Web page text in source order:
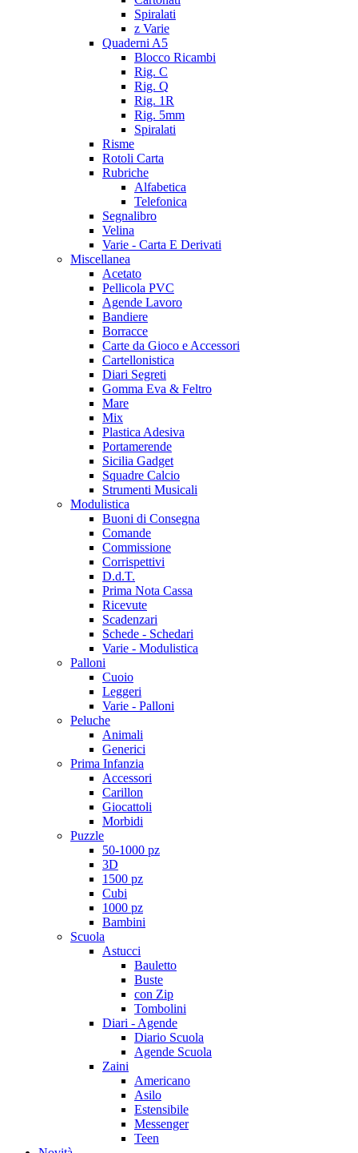
Spiralati
z Varie
Quaderni A5
Blocco Ricambi
Rig. C
Rig. Q
Rig. 1R
Rig. 5mm
Spiralati
Risme
Rotoli Carta
Rubriche
Alfabetica
Telefonica
Segnalibro
Velina
Varie - Carta E Derivati
Miscellanea
Acetato
Pellicola PVC
Agende Lavoro
Bandiere
Borracce
Carte da Gioco e Accessori
Cartellonistica
Diari Segreti
Gomma Eva & Feltro
Mare
Mix
Plastica Adesiva
Portamerende
Sicilia Gadget
Squadre Calcio
Strumenti Musicali
Modulistica
Buoni di Consegna
Comande
Commissione
Corrispettivi
D.d.T.
Prima Nota Cassa
Ricevute
Scadenzari
Schede - Schedari
Varie - Modulistica
Palloni
Cuoio
Leggeri
Varie - Palloni
Peluche
Animali
Generici
Prima Infanzia
Accessori
Carillon
Giocattoli
Morbidi
Puzzle
50-1000 pz
3D
1500 pz
Cubi
1000 pz
Bambini
Scuola
Astucci
Bauletto
Buste
con Zip
Tombolini
Diari - Agende
Diario Scuola
Agende Scuola
Zaini
Americano
Asilo
Estensibile
Messenger
Teen